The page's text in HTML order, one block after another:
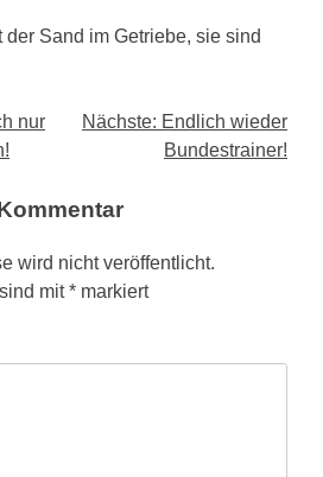
Sand im Getriebe, sie sind
nur
Nächste: Endlich wieder
Bundestrainer!
wird nicht veröffentlicht.
mit* markiert